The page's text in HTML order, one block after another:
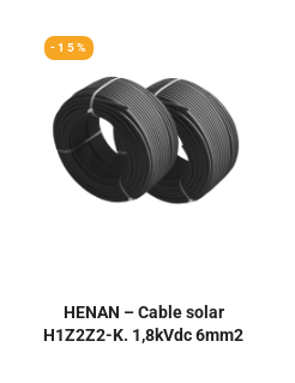
-15%
HENAN – Cable solar
H1Z2Z2-K. 1,8kVdc 6mm2